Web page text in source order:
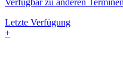
Letzte Verfügung
+